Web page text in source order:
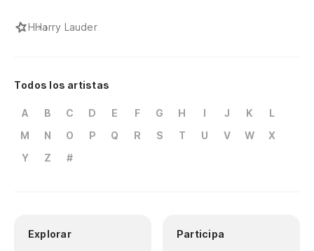
HHarry Lauder
Todos los artistas
A B C D E F G H I J K
L
M
N O P Q R S T U V W
X
Y
Z #
Explorar Participa